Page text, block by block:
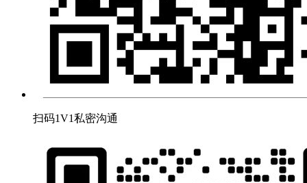
扫码1V1私密沟通